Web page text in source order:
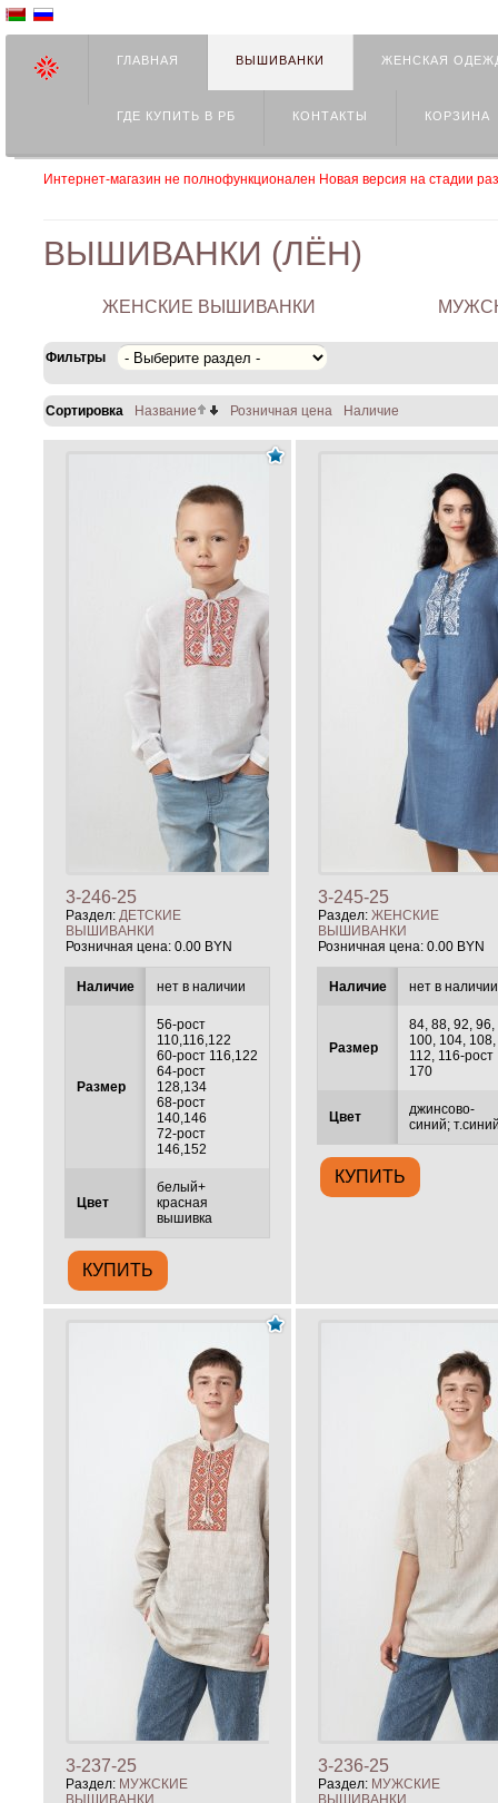
ГЛАВНАЯ ВЫШИВАНКИ ЖЕНСКАЯ
ГДЕ КУПИТЬ В РБ КОНТАКТЫ КОРЗИНА
Интернет-магазин не полнофункционален Новая версия на стадии
ВЫШИВАНКИ (ЛЁН)
ЖЕНСКИЕ ВЫШИВАНКИ
Фильтры
Сортировка Название Розничная цена Наличие
3-246-25
Раздел: ДЕТСКИЕ
ВЫШИВАНКИ
Розничная цена: 0.00 BYN
Наличие нет в наличии
Размер
56-рост
110,116,122
60-рост 116,122
64-рост
128,134
68-рост
140,146
72-рост
146,152
Цвет
белый+
красная
вышивка
3-245-25
Раздел:ЖЕНСКИЕ
ВЫШИВАНКИ
Розничная цена:0.00 BYN
Наличие нет в наличии
Размер
84, 88, 92, 96,
100, 104, 108,
112, 116-рост
170
Цвет
джинсово-
синий;
3-237-25
Раздел: МУЖСКИЕ
ВЫШИВАНКИ
3-236-25
Раздел: МУЖСКИЕ
ВЫШИВАНКИ